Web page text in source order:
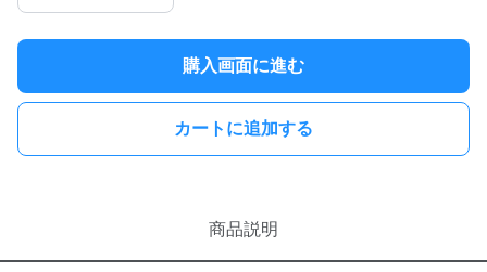
購入画面に進む
カートに追加する
商品説明